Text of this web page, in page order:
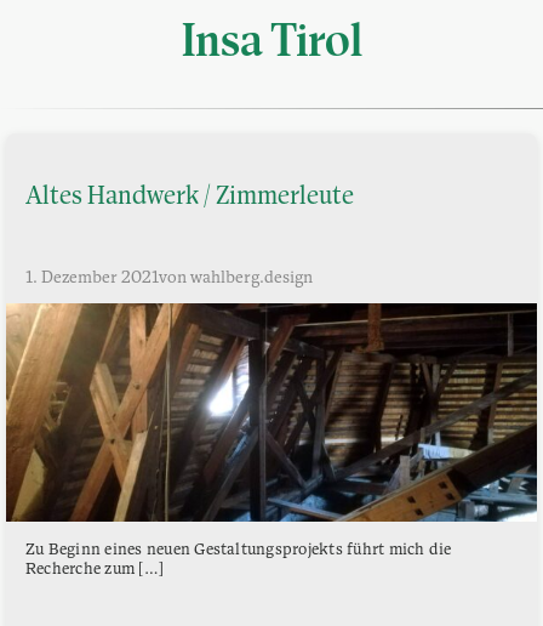
Insa Tirol
Altes Handwerk / Zimmerleute
1. Dezember 2021von wahlberg.design
Zu Beginn eines neuen Gestaltungsprojekts führt mich die
Recherche zum […]